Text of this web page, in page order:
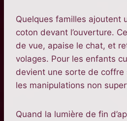
Quelques familles ajoutent
coton devant l’ouverture.
de vue, apaise le chat, et
volages. Pour les enfants
devient une sorte de
les manipulations non
Quand la lumière de fin